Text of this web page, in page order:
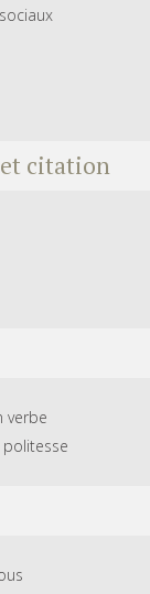
citation
verbe